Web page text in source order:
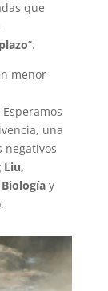
que
”.
menor
una
negativos
Liu,
y